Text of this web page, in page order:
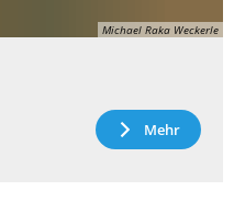
Michael Raka Weckerle
Mehr